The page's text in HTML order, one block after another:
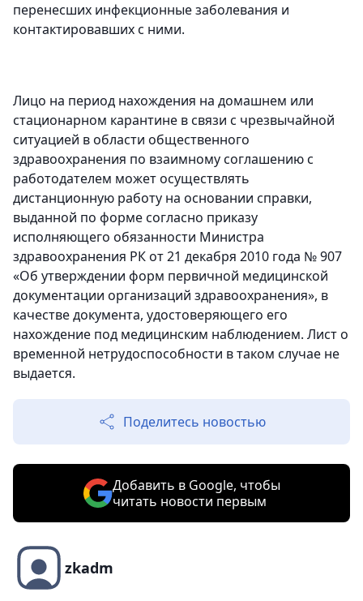
перенесших инфекционные заболевания и
контактировавших с ними.
Лицо на период нахождения на домашнем или
стационарном карантине в связи с чрезвычайной
ситуацией в области общественного
здравоохранения по взаимному соглашению с
работодателем может осуществлять
дистанционную работу на основании справки,
выданной по форме согласно приказу
исполняющего обязанности Министра
здравоохранения РК от 21 декабря 2010 года № 907
«Об утверждении форм первичной медицинской
документации организаций здравоохранения», в
качестве документа, удостоверяющего его
нахождение под медицинским наблюдением. Лист о
временной нетрудоспособности в таком случае не
выдается.
Поделитесь новостью
Добавить в Google, чтобы
читать новости первым
zkadm